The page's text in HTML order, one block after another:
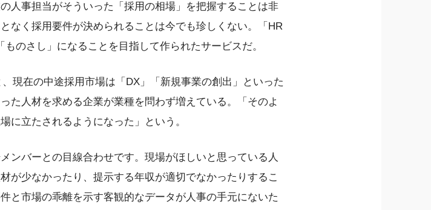
人事担当がそういった「採用の相場」を把握することは非
なく採用要件が決められることは今でも珍しくない。「HR
のさし」になることを目指して作られたサービスだ。
現在の中途採用市場は「DX」「新規事業の創出」といった
た人材を求める企業が業種を問わず増えている。「そのよ
に立たされるようになった」という。
ンバーとの目線合わせです。現場がほしいと思っている人
が少なかったり、提示する年収が適切でなかったりするこ
と市場の乖離を示す客観的なデータが人事の手元にないた